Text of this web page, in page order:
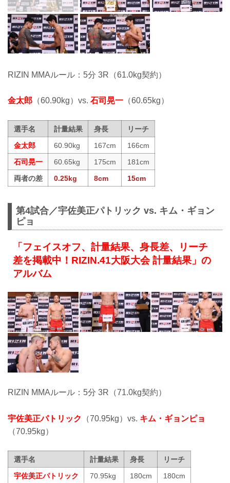
RIZIN MMAルール：5分 3R（61.0kg契約）
金太郎 （60.90kg）vs. 石司晃一 （60.65kg）
選手名 計量結果 身長
リーチ
金太郎
60.90kg 167cm
166cm
石司晃一
60.65kg 175cm
181cm
両者の差
0.25kg 8cm 15cm
第4試合／宇佐美正パトリック vs. キム・ギョン
ピョ
「フェイスオフ、計量結果、身長差、リーチ
差を掲載中！RIZIN.41大阪大会 計量結果」の
アルバム
RIZIN MMAルール：5分 3R（71.0kg契約）
宇佐美正パトリック （70.95kg）vs. キム・ギョンピョ
（70.95kg）
選手名 計量結果 身長
リーチ
宇佐美正パトリック
70.95kg 180cm
180cm